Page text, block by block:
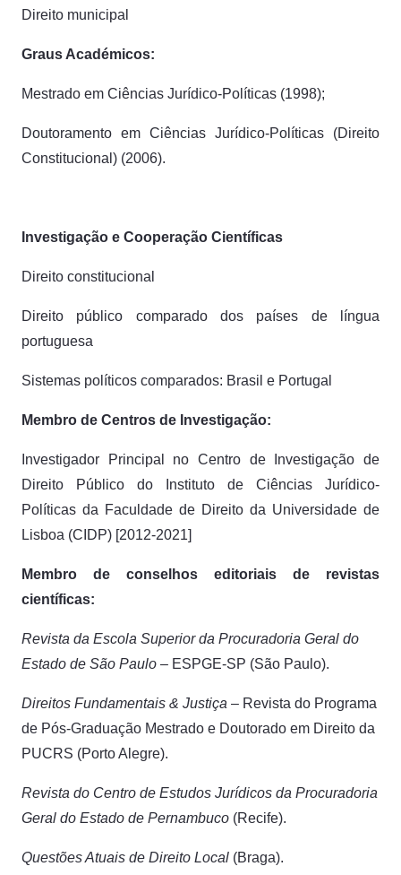
Direito municipal
Graus Académicos:
Mestrado em Ciências Jurídico-Políticas (1998);
Doutoramento em Ciências Jurídico-Políticas (Direito
Constitucional) (2006).
Investigação e Cooperação Científicas
Direito constitucional
Direito público comparado dos países de língua
portuguesa
Sistemas políticos comparados: Brasil e Portugal
Membro de Centros de Investigação:
Investigador Principal no Centro de Investigação de
Direito Público do Instituto de Ciências Jurídico-
Políticas da Faculdade de Direito da Universidade de
Lisboa (CIDP) [2012-2021]
Membro de conselhos editoriais de revistas
científicas:
Revista da Escola Superior da Procuradoria Geral do
Estado de São Paulo – ESPGE-SP (São Paulo).
Direitos Fundamentais & Justiça – Revista do Programa
de Pós-Graduação Mestrado e Doutorado em Direito da
PUCRS (Porto Alegre).
Revista do Centro de Estudos Jurídicos da Procuradoria
Geral do Estado de Pernambuco (Recife).
Questões Atuais de Direito Local (Braga).